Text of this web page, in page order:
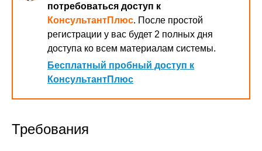
потребоваться доступ к
КонсультантПлюс. После простой
регистрации у вас будет 2 полных дня
доступа ко всем материалам системы.
Бесплатный пробный доступ к
КонсультантПлюс
Требования